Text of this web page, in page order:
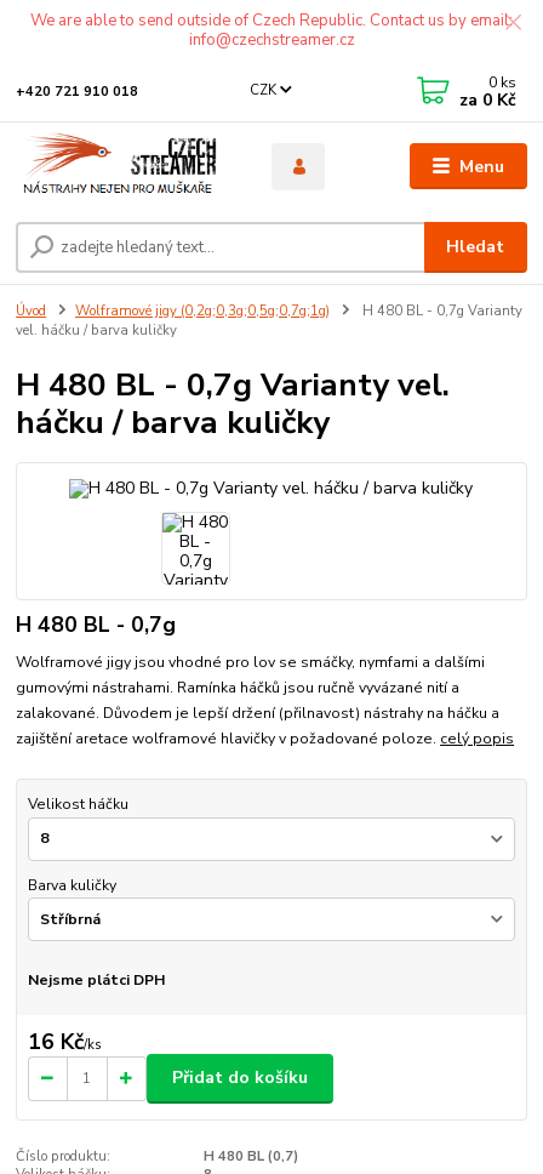
We are able to send outside of Czech Republic. Contact us by email:
info@czechstreamer.cz
Menu
CZK
Hledat
+420 721 910 018 0 ks
za 0 Kč
Úvod Wolframové jigy (0,2g;0,3g;0,5g;0,7g;1g)
H 480 BL - 0,7g Varianty
vel. háčku / barva kuličky
H 480 BL - 0,7g Varianty vel.
háčku / barva kuličky
H 480 BL - 0,7g
Wolframové jigy jsou vhodné pro lov se smáčky, nymfami a dalšími
gumovými nástrahami. Ramínka háčků jsou ručně vyvázané nití a
zalakované. Důvodem je lepší držení (přilnavost) nástrahy na háčku a
zajištění aretace wolframové hlavičky v požadované poloze. celý popis
Velikost háčku
Barva kuličky
Nejsme plátci DPH
16 Kč/ks
Přidat do košíku
Číslo produktu:
H 480 BL (0,7)